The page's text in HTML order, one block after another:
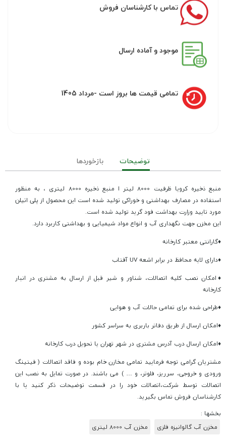
تماس با کارشناسان فروش
موجود و آماده ارسال
تمامی قیمت ها بروز است -مرداد 1405
توضیحات بازخوردها
منبع ذخیره کرویا ظرفیت 8000 لیتر ا منبع ذخیره 8000 لیتری ، به منظور
استفاده در مصارف بهداشتی و خوراکی تولید شده است این محصول از پلی اتیلن
مورد تایید وزارت بهداشت فود گرید تولید شده است.
این مخزن جهت نگهداری آب و انواع مواد شیمیایی و بهداشتی کاربرد دارد.
♦گارانتی معتبر کارخانه
♦دارای لایه محافظ در برابر اشعه UV آفتاب
♦امکان نصب کلیه اتصالات، شناور و شیر قبل از ارسال به مشتری در انبار
کارخانه
♦طراحی شده برای تمامی حالات آب و هوایی
♦امکان ارسال از طریق دفاتر باربری به سراسر کشور
♦امکان ارسال درب آدرس مشتری در شهر تهران یا تحویل درب کارخانه
مشتریان گرامی توجه فرمایید تمامی مخازن خام بوده و فاقد اتصالات ( فیتینگ
ورودی و خروجی، سرریز، فلوتر، و … ) می باشند. در صورت تمایل به نصب این
اتصالات توسط شرکت،اتصالات خود را در قسمت توضیحات ذکر کنید یا با
کارشناسان فروش تماس بگیرید.
بخشها :
مخزن آب گالوانیزه فلزی
مخزن آب 8000 لیتری